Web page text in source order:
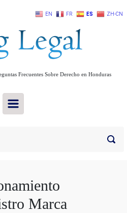
Frecuentes Sobre Derecho en Honduras
Marca
EN FR ES ZH-CN